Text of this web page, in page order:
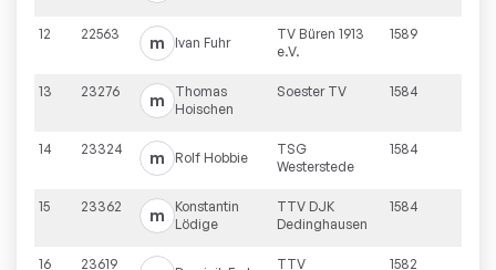
12 22563 m Ivan Fuhr
TV Büren 1913
e.V.
1589
13 23276 m
Thomas
Hoischen
Soester TV 1584
14 23324 m Rolf Hobbie
TSG
Westerstede
1584
15 23362 m
Konstantin
Lödige
TTV DJK
Dedinghausen
1584
16 23619
TTV
1582